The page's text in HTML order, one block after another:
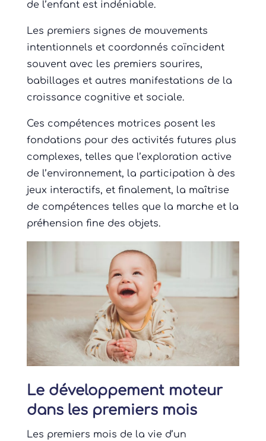
de l’enfant est indéniable.
Les premiers signes de mouvements
intentionnels et coordonnés coïncident
souvent avec les premiers sourires,
babillages et autres manifestations de la
croissance cognitive et sociale.
Ces compétences motrices posent les
fondations pour des activités futures plus
complexes, telles que l’exploration active
de l’environnement, la participation à des
jeux interactifs, et finalement, la maîtrise
de compétences telles que la marche et la
préhension fine des objets.
Le développement moteur
dans les premiers mois
Les premiers mois de la vie d’un